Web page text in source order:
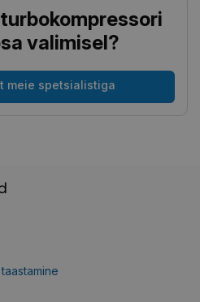
valimisel?
meie spetsialistiga